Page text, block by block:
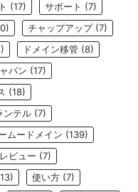
(17) サポート (7)
チャップアップ(7)
ドメイン移管 (8)
パン (17)
(18)
ンテル (7)
ムードメイン (139)
レビュー (7)
使い方 (7)